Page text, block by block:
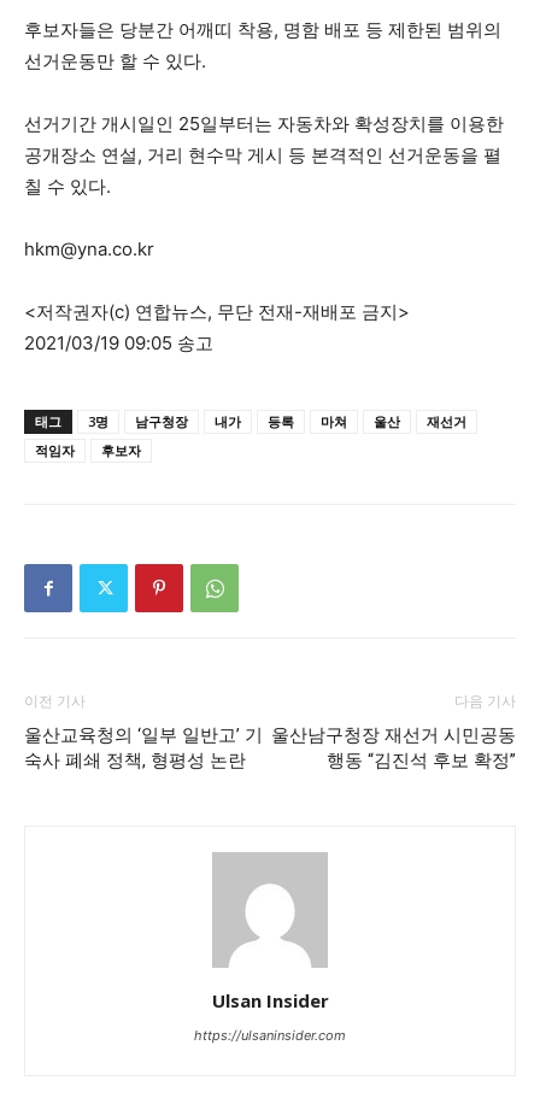
후보자들은 당분간 어깨띠 착용, 명함 배포 등 제한된 범위의
선거운동만 할 수 있다.
선거기간 개시일인 25일부터는 자동차와 확성장치를 이용한
공개장소 연설, 거리 현수막 게시 등 본격적인 선거운동을 펼
칠 수 있다.
hkm@yna.co.kr
<저작권자(c) 연합뉴스, 무단 전재-재배포 금지>
2021/03/19 09:05 송고
태그 3명 남구청장 내가 등록 마쳐 울산
재선거
적임자
후보자
이전 기사
울산교육청의 ‘일부 일반고’ 기
숙사 폐쇄 정책, 형평성 논란
다음 기사
울산남구청장 재선거 시민공동
행동 “김진석 후보 확정”
Ulsan Insider
https://ulsaninsider.com